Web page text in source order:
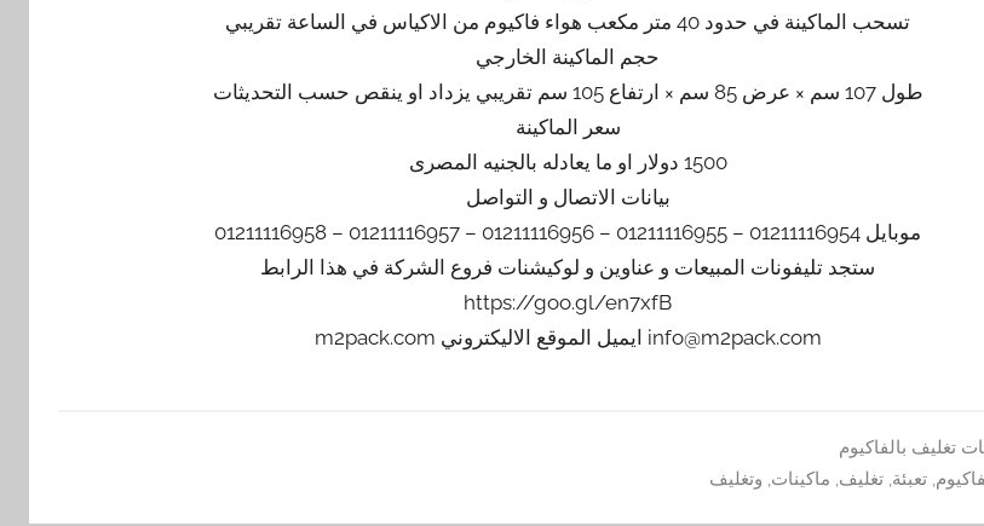
تسحب الماكينة في حدود 40 متر مكعب هواء فاكيوم من الاكياس في الساعة تقريبي
حجم الماكينة الخارجي
طول 107 سم × عرض 85 سم × ارتفاع 105 سم تقريبي يزداد او ينقص حسب التحديثات
سعر الماكينة
1500 دولار او ما يعادله بالجنيه المصرى
بيانات الاتصال و التواصل
موبايل 01211116954 – 01211116955 – 01211116956 – 01211116957 – 01211116958
ستجد تليفونات المبيعات و عناوين و لوكيشنات فروع الشركة في هذا الرابط
https://goo.gl/en7xfB
info@m2pack.com ايميل الموقع الاليكتروني m2pack.com
,تعبئة,تغليف, ماكينات, وتغليف